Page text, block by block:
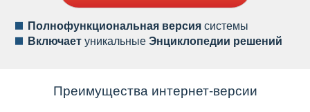
Полнофункциональная версиясистемы
ключаетуникальныеЭнциклопедии решений
Преимущества интернет-версии